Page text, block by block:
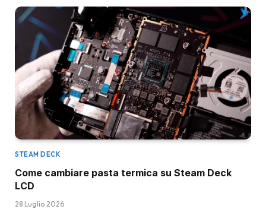
STEAM DECK
Come cambiare pasta termica su Steam Deck
LCD
28 Luglio 2026